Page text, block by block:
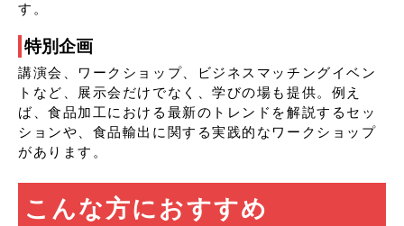
す。
特別企画
講演会、ワークショップ、ビジネスマッチングイベン
トなど、展示会だけでなく、学びの場も提供。例え
ば、食品加工における最新のトレンドを解説するセッ
ションや、食品輸出に関する実践的なワークショップ
があります。
こんな方におすすめ